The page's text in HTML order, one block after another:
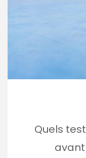
Quels
avant